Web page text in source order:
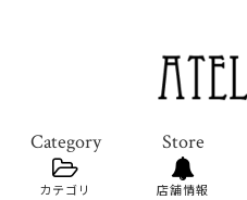
カテゴリ 店舗情報